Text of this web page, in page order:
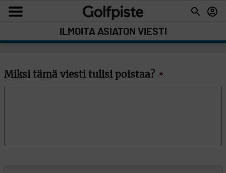
ILMOITA ASIATON VIESTI
Miksi tämä viesti tulisi poistaa? *